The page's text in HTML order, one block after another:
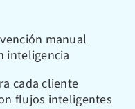
manual
inteligencia
cada cliente
flujos inteligentes